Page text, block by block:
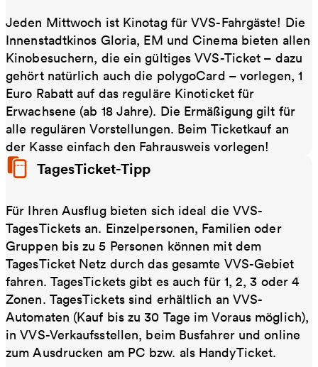
Jeden Mittwoch ist Kinotag für VVS-Fahrgäste! Die
Innenstadtkinos Gloria, EM und Cinema bieten allen
Kinobesuchern, die ein gültiges VVS-Ticket – dazu
gehört natürlich auch die polygoCard – vorlegen, 1
Euro Rabatt auf das reguläre Kinoticket für
Erwachsene (ab 18 Jahre). Die Ermäßigung gilt für
alle regulären Vorstellungen. Beim Ticketkauf an
der Kasse einfach den Fahrausweis vorlegen!
TagesTicket-Tipp
Für Ihren Ausflug bieten sich ideal die VVS-
TagesTickets an. Einzelpersonen, Familien oder
Gruppen bis zu 5 Personen können mit dem
TagesTicket Netz durch das gesamte VVS-Gebiet
fahren. TagesTickets gibt es auch für 1, 2, 3 oder 4
Zonen. TagesTickets sind erhältlich an VVS-
Automaten (Kauf bis zu 30 Tage im Voraus möglich),
in VVS-Verkaufsstellen, beim Busfahrer und online
zum Ausdrucken am PC bzw. als HandyTicket.